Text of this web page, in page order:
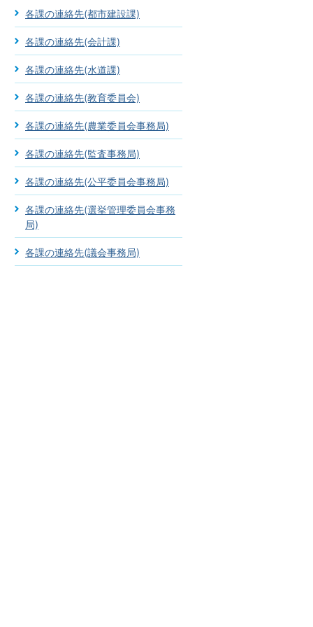
各課の連絡先(都市建設課)
各課の連絡先(会計課)
各課の連絡先(水道課)
各課の連絡先(教育委員会)
各課の連絡先(農業委員会事務局)
各課の連絡先(監査事務局)
各課の連絡先(公平委員会事務局)
各課の連絡先(選挙管理委員会事務
局)
各課の連絡先(議会事務局)